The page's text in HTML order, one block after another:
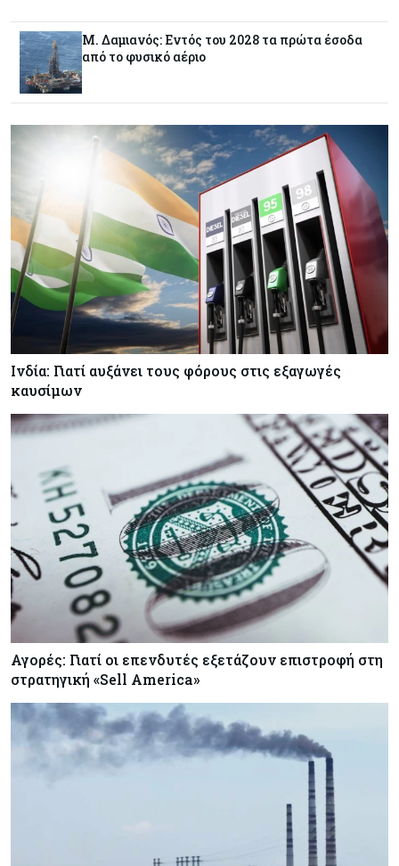
Αρθρογραφία 09-08-2026
Η επενδυτική κουλτούρα που λείπει από την
Κύπρο
Τουρισμός 09-08-2026
Στη σκανδιναβική αγορά ποντάρει η Κύπρος για
περισσότερους επισκέπτες τον χειμώνα
Κόσμος 08-08-2026
Ενέργεια: Στερεύουν τα αποθέματα της
08-08-2026
Η χώρα με τα περισσότερα φωτοβολταϊκά στις
στέγες διευρύνει την επιδότησή τους
Μ. Δαμιανός: Εντός του 2028 τα πρώτα έσοδα
από το φυσικό αέριο
Ινδία: Γιατί αυξάνει τους φόρους στις εξαγωγές
καυσίμων
Αγορές: Γιατί οι επενδυτές εξετάζουν επιστροφή στη
στρατηγική «Sell America»